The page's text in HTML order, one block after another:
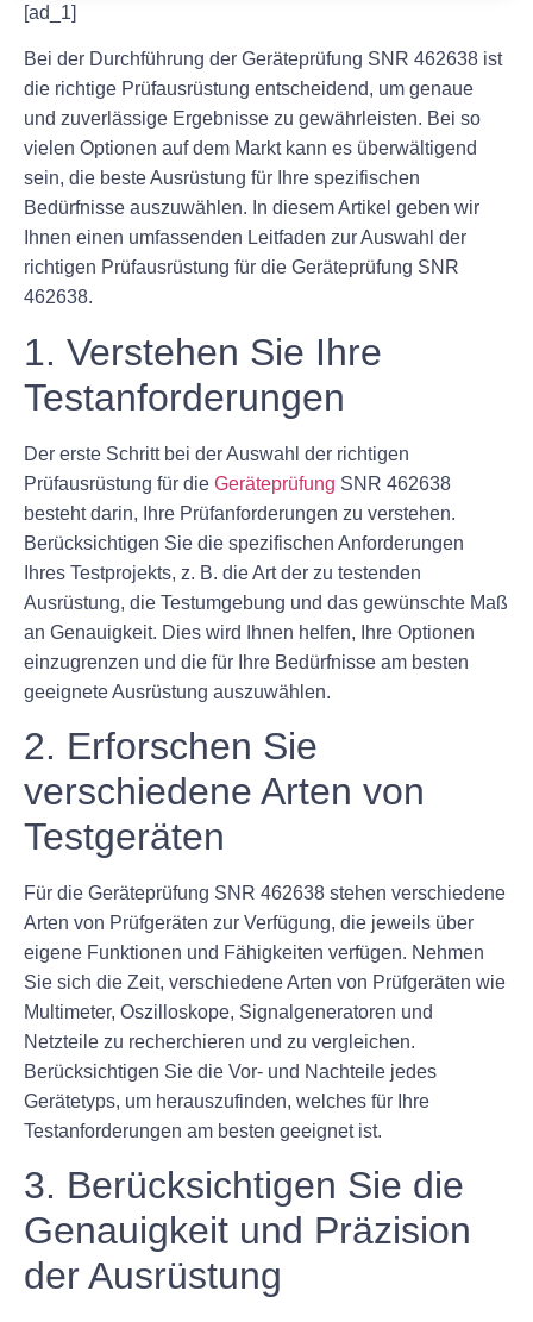
[ad_1]
Bei der Durchführung der Geräteprüfung SNR 462638 ist
die richtige Prüfausrüstung entscheidend, um genaue
und zuverlässige Ergebnisse zu gewährleisten. Bei so
vielen Optionen auf dem Markt kann es überwältigend
sein, die beste Ausrüstung für Ihre spezifischen
Bedürfnisse auszuwählen. In diesem Artikel geben wir
Ihnen einen umfassenden Leitfaden zur Auswahl der
richtigen Prüfausrüstung für die Geräteprüfung SNR
462638.
1. Verstehen Sie Ihre
Testanforderungen
Der erste Schritt bei der Auswahl der richtigen
Prüfausrüstung für die Geräteprüfung SNR 462638
besteht darin, Ihre Prüfanforderungen zu verstehen.
Berücksichtigen Sie die spezifischen Anforderungen
Ihres Testprojekts, z. B. die Art der zu testenden
Ausrüstung, die Testumgebung und das gewünschte Maß
an Genauigkeit. Dies wird Ihnen helfen, Ihre Optionen
einzugrenzen und die für Ihre Bedürfnisse am besten
geeignete Ausrüstung auszuwählen.
2. Erforschen Sie
verschiedene Arten von
Testgeräten
Für die Geräteprüfung SNR 462638 stehen verschiedene
Arten von Prüfgeräten zur Verfügung, die jeweils über
eigene Funktionen und Fähigkeiten verfügen. Nehmen
Sie sich die Zeit, verschiedene Arten von Prüfgeräten wie
Multimeter, Oszilloskope, Signalgeneratoren und
Netzteile zu recherchieren und zu vergleichen.
Berücksichtigen Sie die Vor- und Nachteile jedes
Gerätetyps, um herauszufinden, welches für Ihre
Testanforderungen am besten geeignet ist.
3. Berücksichtigen Sie die
Genauigkeit und Präzision
der Ausrüstung